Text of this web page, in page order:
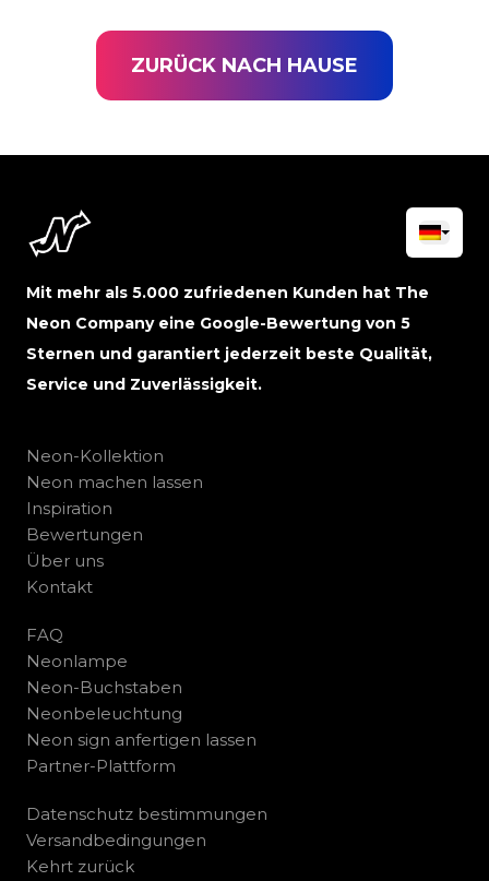
ZURÜCK NACH HAUSE
Mit mehr als 5.000 zufriedenen Kunden hat The
Neon Company eine Google-Bewertung von 5
Sternen und garantiert jederzeit beste Qualität,
Service und Zuverlässigkeit.
Neon-Kollektion
Neon machen lassen
Inspiration
Bewertungen
Über uns
Kontakt
FAQ
Neonlampe
Neon-Buchstaben
Neonbeleuchtung
Neon sign anfertigen lassen
Partner-Plattform
Datenschutz bestimmungen
Versandbedingungen
Kehrt zurück